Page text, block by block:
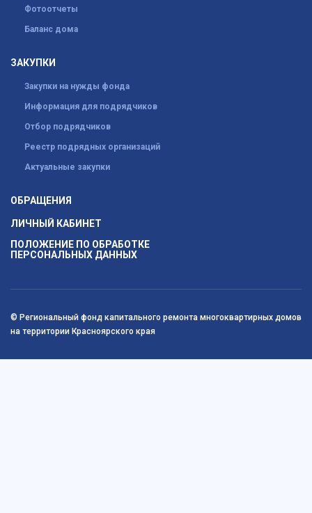
Фотоотчеты
Баланс дома
ЗАКУПКИ
Закупки на нужды фонда
Информация для подрядчиков
Отбор подрядчиков
Реестр подрядных организаций
Актуальные закупки
ОБРАЩЕНИЯ
ЛИЧНЫЙ КАБИНЕТ
ПОЛОЖЕНИЕ ПО ОБРАБОТКЕ
ПЕРСОНАЛЬНЫХ ДАННЫХ
© Региональный фонд капитального ремонта многоквартирных домов
на территории Красноярского края